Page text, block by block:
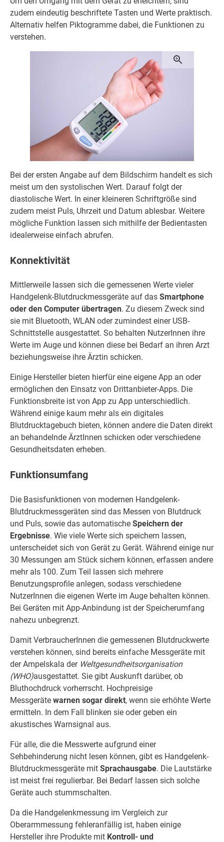
zudem eindeutig beschriftete Tasten und Werte praktisch.
Alternativ helfen Piktogramme dabei, die Funktionen zu
verstehen.
Bei der ersten Angabe auf dem Bildschirm handelt es sich
meist um den systolischen Wert. Darauf folgt der
diastolische Wert. In einer kleineren Schriftgröße sind
zudem meist Puls, Uhrzeit und Datum ablesbar. Weitere
mögliche Funktion lassen sich mithilfe der Bedientasten
idealerweise einfach abrufen.
Konnektivität
Mittlerweile lassen sich die gemessenen Werte vieler
Handgelenk-Blutdruckmessgeräte auf das Smartphone
oder den Computer übertragen. Zu diesem Zweck sind
sie mit Bluetooth, WLAN oder zumindest einer USB-
Schnittstelle ausgestattet. So behalten NutzerInnen ihre
Werte im Auge und können diese bei Bedarf an ihren Arzt
beziehungsweise ihre Ärztin schicken.
Einige Hersteller bieten hierfür eine eigene App an oder
ermöglichen den Einsatz von Drittanbieter-Apps. Die
Funktionsbreite ist von App zu App unterschiedlich.
Während einige kaum mehr als ein digitales
Blutdrucktagebuch bieten, können andere die Daten direkt
an behandelnde ÄrztInnen schicken oder verschiedene
Gesundheitsdaten erheben.
Funktionsumfang
Die Basisfunktionen von modernen Handgelenk-
Blutdruckmessgeräten sind das Messen von Blutdruck
und Puls, sowie das automatische Speichern der
Ergebnisse. Wie viele Werte sich speichern lassen,
unterscheidet sich von Gerät zu Gerät. Während einige nur
30 Messungen am Stück sichern können, erfassen andere
mehr als 100. Zum Teil lassen sich mehrere
Benutzungsprofile anlegen, sodass verschiedene
NutzerInnen die eigenen Werte im Auge behalten können.
Bei Geräten mit App-Anbindung ist der Speicherumfang
nahezu unbegrenzt.
Damit VerbraucherInnen die gemessenen Blutdruckwerte
verstehen können, sind bereits einfache Messgeräte mit
der Ampelskala der Weltgesundheitsorganisation
(WHO)ausgestattet. Sie gibt Auskunft darüber, ob
Bluthochdruck vorherrscht. Hochpreisige
Messgeräte warnen sogar direkt, wenn sie erhöhte Werte
ermitteln. In dem Fall blinken sie oder geben ein
akustisches Warnsignal aus.
Für alle, die die Messwerte aufgrund einer
Sehbehinderung nicht lesen können, gibt es Handgelenk-
Blutdruckmessgeräte mit Sprachausgabe. Die Lautstärke
ist meist frei regulierbar. Bei Bedarf lassen sich solche
Geräte auch stummschalten.
Da die Handgelenkmessung im Vergleich zur
Oberarmmessung fehleranfällig ist, haben einige
Hersteller ihre Produkte mit Kontroll- und